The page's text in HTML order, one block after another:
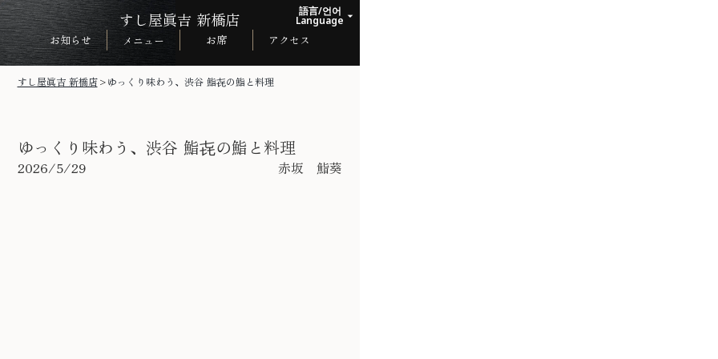
すし屋眞吉 新橋店>ゆっくり味わう、渋谷 鮨㐂の鮨と料理
ゆっくり味わう、渋谷 鮨㐂の鮨と料理
2026/5/29 赤坂 鮨葵
語言/언어
Language arrow_drop_up
すし屋眞吉 新橋店
お知らせ メニュー お席 アクセス